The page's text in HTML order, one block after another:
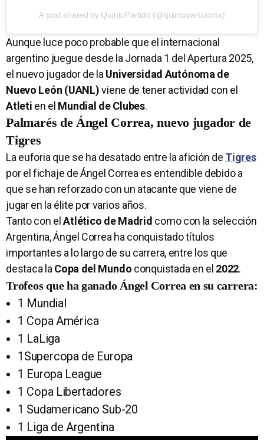
A post shared by QuintoPartido (@quintopartidomx)
Aunque luce poco probable que el internacional
argentino juegue desde la Jornada 1 del Apertura 2025,
el nuevo jugador de la Universidad Autónoma de
Nuevo León (UANL)viene de tener actividad con el
Atleti en el Mundial de Clubes.
Palmarés de Ángel Correa, nuevo jugador de
Tigres
La euforia que se ha desatado entre la afición de Tigres
por el fichaje de Ángel Correa es entendible debido a
que se han reforzado con un atacante que viene de
jugar en la élite por varios años.
Tanto con elAtlético de Madrid como con la selección
Argentina, Ángel Correa ha conquistado títulos
importantes a lo largo de su carrera, entre los que
destaca la Copa del Mundo conquistada en el 2022.
Trofeos que ha ganado Ángel Correa en su carrera:
1 Mundial
1 Copa América
1 LaLiga
1Supercopa de Europa
1 Europa League
1 Copa Libertadores
1 Sudamericano Sub-20
1 Liga de Argentina